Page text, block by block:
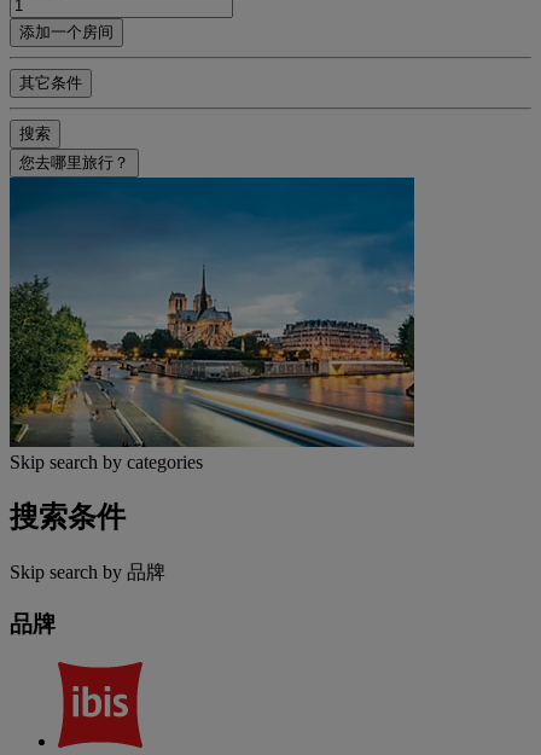
添加一个房间
其它条件
搜索
您去哪里旅行？
Skip search by categories
搜索条件
Skip search by 品牌
品牌